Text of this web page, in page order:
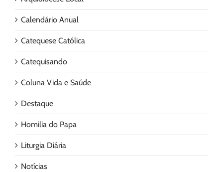
Calendário Anual
Catequese Católica
Catequisando
Coluna Vida e Saúde
Destaque
Homilia do Papa
Liturgia Diária
Notícias